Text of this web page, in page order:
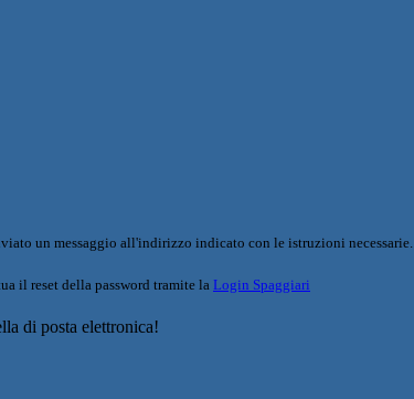
un messaggio all'indirizzo indicato con le istruzioni necessarie.
il reset della password tramite la Login Spaggiari
di posta elettronica!